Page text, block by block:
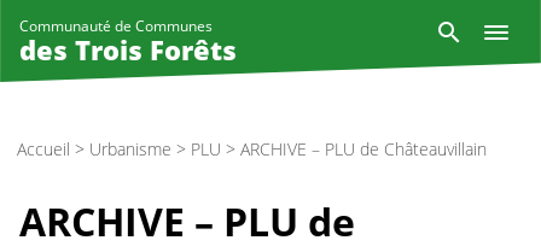
Communauté de Communes
des Trois Forêts
Accueil > Urbanisme > PLU > ARCHIVE – PLU de Châteauvillain
ARCHIVE – PLU de